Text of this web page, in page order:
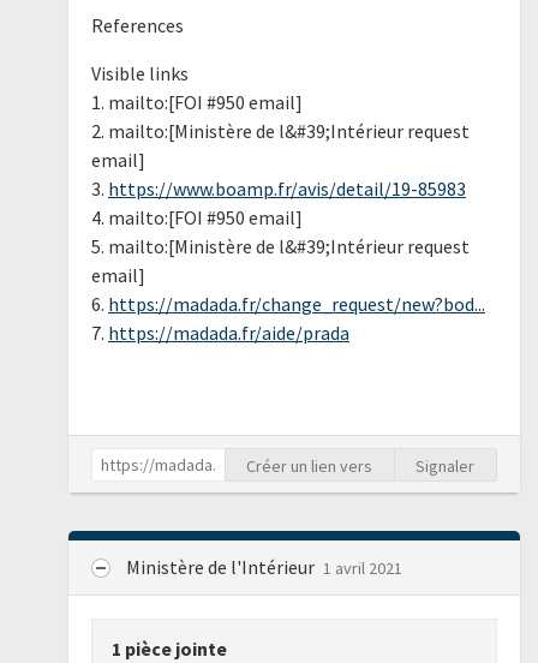
References
Visible links
1. mailto:[FOI #950 email]
2. mailto:[Ministère de l&#39;Intérieur request
email]
3. https://www.boamp.fr/avis/detail/19-85983
4. mailto:[FOI #950 email]
5. mailto:[Ministère de l&#39;Intérieur request
email]
6. https://madada.fr/change_request/new?bod...
7. https://madada.fr/aide/prada
Créer un lien vers Signaler
Ministère de l'Intérieur 1 avril 2021
1 pièce jointe